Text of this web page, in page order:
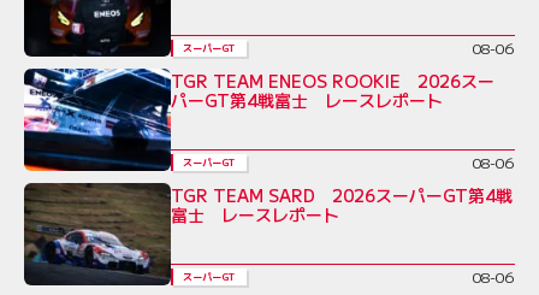
スーパーGT 08-06
TGR TEAM ENEOS ROOKIE 2026スー
パーGT第4戦富士 レースレポート
スーパーGT 08-06
TGR TEAM SARD 2026スーパーGT第4戦
富士 レースレポート
スーパーGT 08-06